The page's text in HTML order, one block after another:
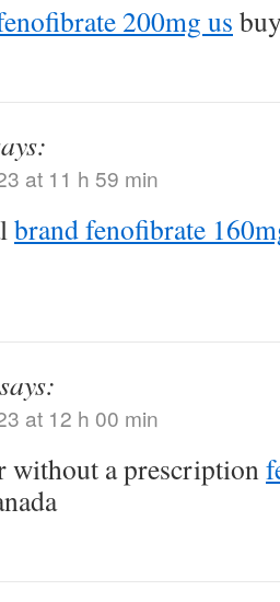
200mg us
at 11 h 59 min
brand fenofibrate
says:
at 12 h 00 min
without a prescription